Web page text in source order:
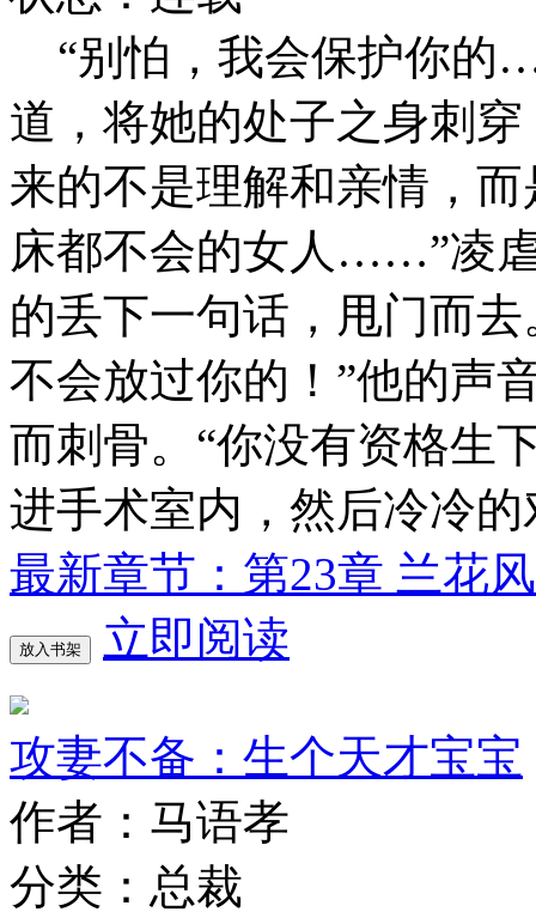
“别怕，我会保护你的
道，将她的处子之身刺
来的不是理解和亲情，
床都不会的女人……”凌
的丢下一句话，甩门而
不会放过你的！”他的声
而刺骨。“你没有资格生
进手术室内，然后冷冷
最新章节：第23章 兰花
放入书架 立即阅读
攻妻不备：生个天才宝宝
作者：马语孝
分类：总裁